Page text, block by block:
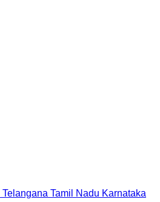
Telangana Tamil Nadu Karnataka